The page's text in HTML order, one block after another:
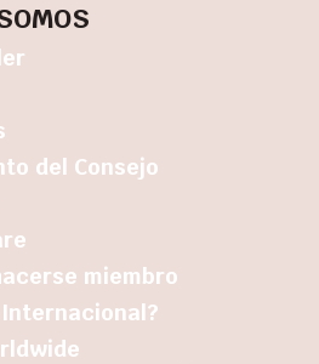
del Consejo
miembro